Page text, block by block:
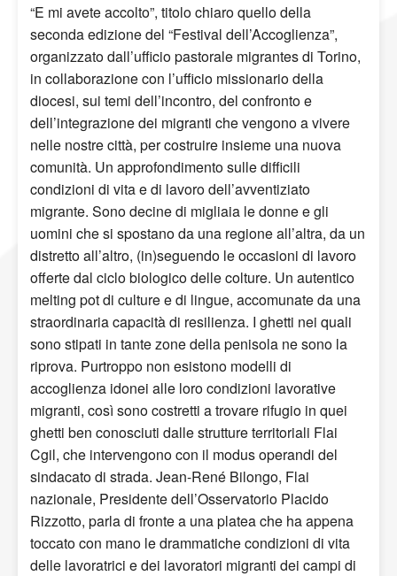
“E mi avete accolto”, titolo chiaro quello della
seconda edizione del “Festival dell’Accoglienza”,
organizzato dall’ufficio pastorale migrantes di Torino,
in collaborazione con l’ufficio missionario della
diocesi, sui temi dell’incontro, del confronto e
dell’integrazione dei migranti che vengono a vivere
nelle nostre città, per costruire insieme una nuova
comunità. Un approfondimento sulle difficili
condizioni di vita e di lavoro dell’avventiziato
migrante. Sono decine di migliaia le donne e gli
uomini che si spostano da una regione all’altra, da un
distretto all’altro, (in)seguendo le occasioni di lavoro
offerte dal ciclo biologico delle colture. Un autentico
melting pot di culture e di lingue, accomunate da una
straordinaria capacità di resilienza. I ghetti nei quali
sono stipati in tante zone della penisola ne sono la
riprova. Purtroppo non esistono modelli di
accoglienza idonei alle loro condizioni lavorative
migranti, così sono costretti a trovare rifugio in quei
ghetti ben conosciuti dalle strutture territoriali Flai
Cgil, che intervengono con il modus operandi del
sindacato di strada. Jean-René Bilongo, Flai
nazionale, Presidente dell’Osservatorio Placido
Rizzotto, parla di fronte a una platea che ha appena
toccato con mano le drammatiche condizioni di vita
delle lavoratrici e dei lavoratori migranti dei campi di